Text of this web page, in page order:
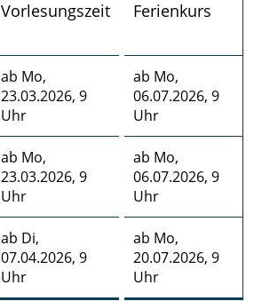
Vorlesungszeit Ferienkurs
ab Mo,
23.03.2026, 9
Uhr
ab Mo,
06.07.2026, 9
Uhr
ab Mo,
23.03.2026, 9
Uhr
ab Mo,
06.07.2026, 9
Uhr
ab Di,
07.04.2026, 9
Uhr
ab Mo,
20.07.2026, 9
Uhr